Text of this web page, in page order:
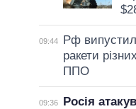
09:44
Рф
ракети
ППО
09:36
Росія